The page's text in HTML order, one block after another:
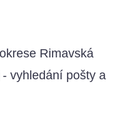
Rimavská
vyhledání pošty a